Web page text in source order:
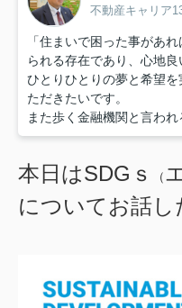
不動産キャリア
「住まいで困った事があ
られる存在であり、心地
ひとりひとりの夢と希望
ただきたいです。
また歩く金融機関と言わ
本日はSDGｓ （
についてお話し